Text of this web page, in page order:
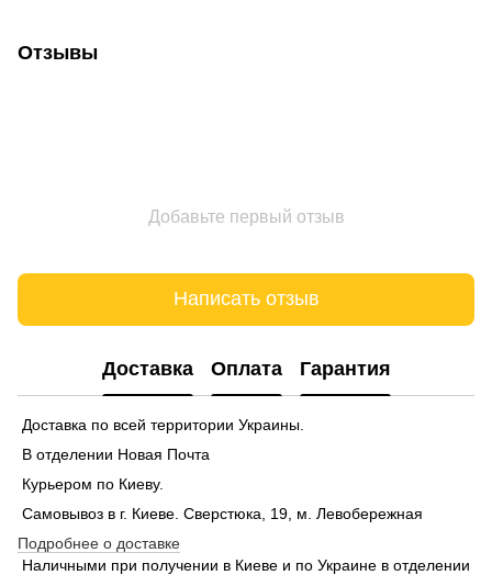
Отзывы
Добавьте первый отзыв
Написать отзыв
Доставка Оплата Гарантия
Доставка по всей территории Украины.
В отделении Новая Почта
Курьером по Киеву.
Самовывоз в г. Киеве. Сверстюка, 19, м. Левобережная
Подробнее о доставке
Наличными при получении в Киеве и по Украине в отделении